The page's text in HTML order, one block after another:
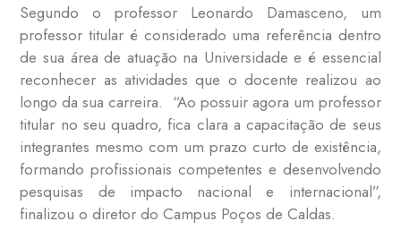
Segundo o professor Leonardo Damasceno, um
professor titular é considerado uma referência dentro
de sua área de atuação na Universidade e é essencial
reconhecer as atividades que o docente realizou ao
longo da sua carreira. “Ao possuir agora um professor
titular no seu quadro, fica clara a capacitação de seus
integrantes mesmo com um prazo curto de existência,
formando profissionais competentes e desenvolvendo
pesquisas de impacto nacional e internacional”,
finalizou o diretor do Campus Poços de Caldas.